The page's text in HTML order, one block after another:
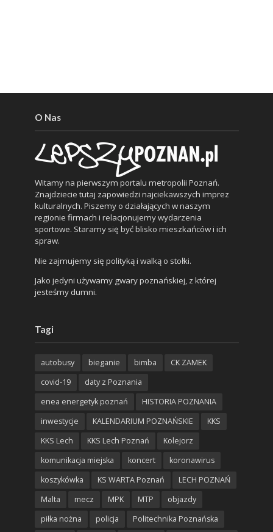
O Nas
Witamy na pierwszym portalu metropolii Poznań.
Znajdziecie tutaj zapowiedzi najciekawszych imprez
kulturalnych. Piszemy o działających w naszym
regionie firmach i relacjonujemy wydarzenia
sportowe. Staramy się być blisko mieszkańców i ich
spraw.
Nie zajmujemy się polityką i walką o stołki.
Jako jedyni używamy gwary poznańskiej, z której
jesteśmy dumni.
Tagi
autobusy bieganie bimba
CK ZAMEK
covid-19
daty z Poznania
enea energetyk poznań
HISTORIA POZNANIA
inwestycje
KALENDARIUM POZNAŃSKIE
KKS
KKS Lech
KKS Lech Poznań
Kolejorz
komunikacja miejska
koncert
koronawirus
koszykówka
KS WARTA Poznań
LECH POZNAŃ
Malta
mecz MPK MTP
objazdy
piłka nożna
policja Politechnika Poznańska